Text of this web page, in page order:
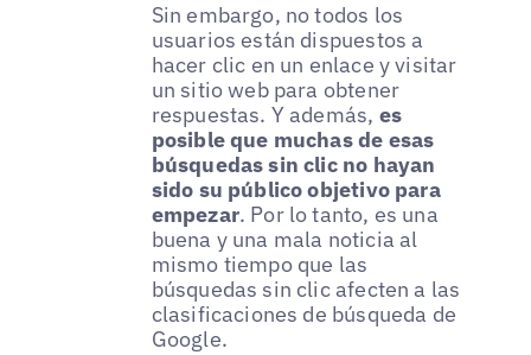
Sin embargo, no todos los
usuarios están dispuestos a
hacer clic en un enlace y visitar
un sitio web para obtener
respuestas. Y además, es
posible que muchas de esas
búsquedas sin clic no hayan
sido su público objetivo para
empezar. Por lo tanto, es una
buena y una mala noticia al
mismo tiempo que las
búsquedas sin clic afecten a las
clasificaciones de búsqueda de
Google.